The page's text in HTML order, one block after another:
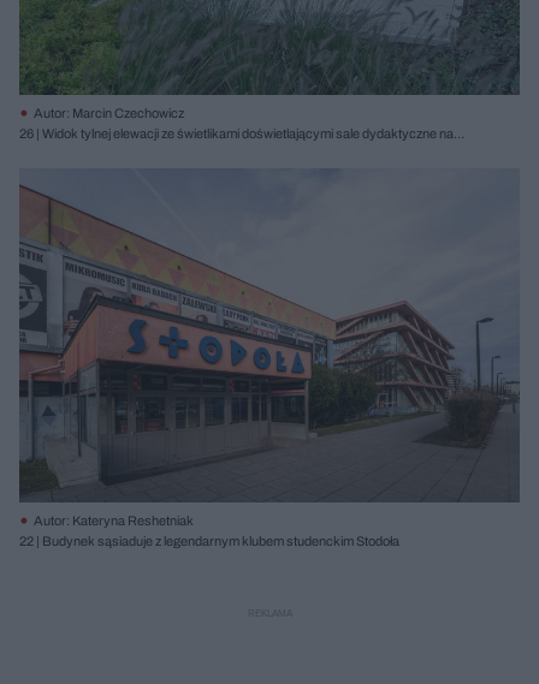
Autor: Marcin Czechowicz
26 | Widok tylnej elewacji ze świetlikami doświetlającymi sale dydaktyczne na
Autor: Kateryna Reshetniak
22 | Budynek sąsiaduje z legendarnym klubem studenckim Stodoła